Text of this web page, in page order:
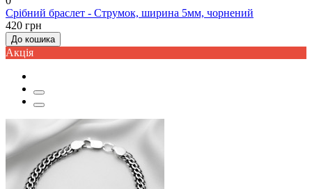
Срібний браслет - Струмок, ширина 5мм, чорнений
420 грн
До кошика
Акцiя